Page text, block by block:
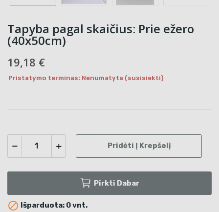
Tapyba pagal skaičius: Prie ežero
(40x50cm)
19,18 €
Pristatymo terminas: Nenumatyta (susisiekti)
Pridėti Į Krepšelį
Pirkti Dabar
 Išparduota: 0 vnt.